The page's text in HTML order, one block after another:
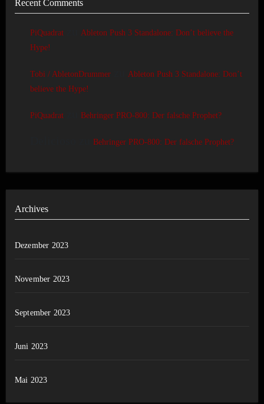
Recent Comments
PiQuadratzu
Ableton Push 3 Standalone: Don’t believe the
Hype!
Tobi / AbletonDrummerzu
Ableton Push 3 Standalone: Don’t
believe the Hype!
PiQuadratzu Behringer PRO-800: Der falsche Prophet?
Behringer PRO-800: Der falsche Prophet?
Archives
Dezember 2023
November 2023
September 2023
Juni 2023
Mai 2023